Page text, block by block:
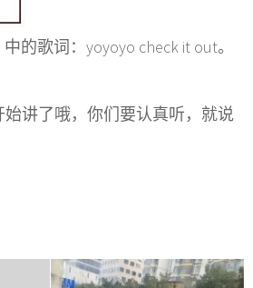
的歌词：yoyoyo check it out。
始讲了哦，你们要认真听，就说